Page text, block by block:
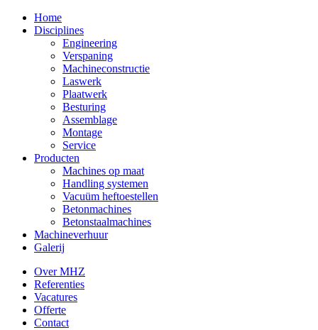
Home
Disciplines
Engineering
Verspaning
Machineconstructie
Laswerk
Plaatwerk
Besturing
Assemblage
Montage
Service
Producten
Machines op maat
Handling systemen
Vacuüm heftoestellen
Betonmachines
Betonstaalmachines
Machineverhuur
Galerij
Over MHZ
Referenties
Vacatures
Offerte
Contact